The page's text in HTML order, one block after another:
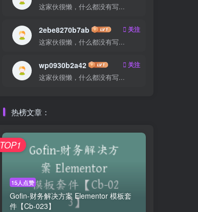
这家伙很懒，什么都没有写...
2ebe8270b7ab
关注
这家伙很懒，什么都没有写...
wp0930b2a42
关注
这家伙很懒，什么都没有写...
热榜文章：
15人点赞
Gofin-财务解决方案 Elementor 模板套
件【Cb-023】
TOP1